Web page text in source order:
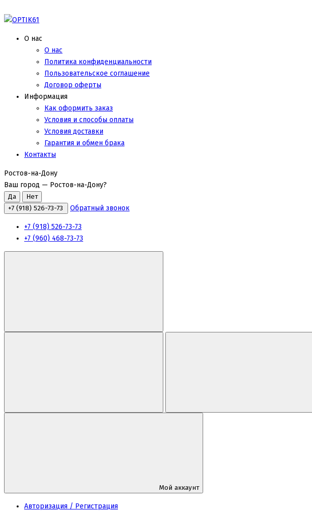
О нас
О нас
Политика конфиденциальности
Пользовательское соглашение
Договор оферты
Информация
Как оформить заказ
Условия и способы оплаты
Условия доставки
Гарантия и обмен брака
Контакты
Ростов-на-Дону
Ваш город — Ростов-на-Дону?
+7 (918) 526-73-73 Обратный звонок
+7 (918) 526-73-73
+7 (960) 468-73-73
Мой аккаунт
Авторизация / Регистрация